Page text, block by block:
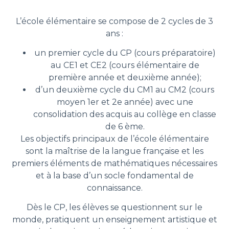
L’école élémentaire se compose de 2 cycles de 3
ans :
un premier cycle du CP (cours préparatoire)
au CE1 et CE2 (cours élémentaire de
première année et deuxième année);
d’un deuxième cycle du CM1 au CM2 (cours
moyen 1er et 2e année) avec une
consolidation des acquis au collège en classe
de 6 ème.
Les objectifs principaux de l’école élémentaire
sont la maîtrise de la langue française et les
premiers éléments de mathématiques nécessaires
et à la base d’un socle fondamental de
connaissance.
Dès le CP, les élèves se questionnent sur le
monde, pratiquent un enseignement artistique et